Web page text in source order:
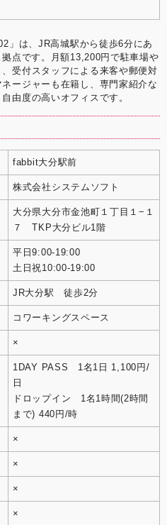
」は、JR高城駅から徒歩6分にあ
点です。月額13,200円で駐車場や
受付スタッフによる来客や郵便対
ージャーも在籍し、専門家紹介な
由度の高いオフィスです。
fabbit大分駅前
株式会社システムソフト
大分県大分市金池町１丁目１−１
７ TKP大分ビル1階
平日9:00-19:00
土日祝10:00-19:00
JR大分駅 徒歩2分
コワーキングスペース
×
1DAY PASS 1名1日 1,100円/
日
ドロップイン 1名1時間(2時間
まで) 440円/時
×
×
×
×